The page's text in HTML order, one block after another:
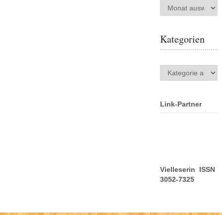
Archiv
Kategorien
Kategorien
Link-Partner
Vielleserin ISSN
3052-7325